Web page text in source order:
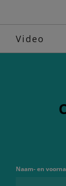
Video
Naam- en